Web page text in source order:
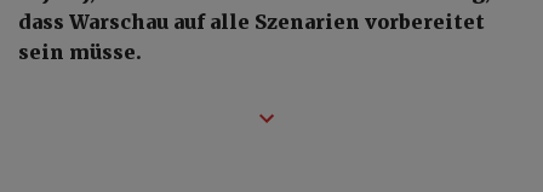
dass Warschau auf alle Szenarien vorbereitet
sein müsse.